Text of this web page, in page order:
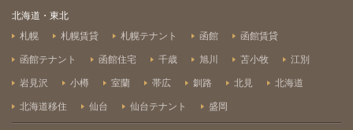
北海道・東北
札幌
札幌賃貸 札幌テナント 函館 函館賃貸
函館テナント 函館住宅 千歳 旭川 苫小牧 江別
岩見沢 小樽 室蘭 帯広 釧路 北見 北海道
北海道移住 仙台 仙台テナント 盛岡